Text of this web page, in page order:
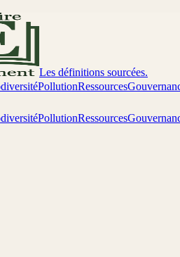
Les définitions sourcées.
PollutionRessources
PollutionRessources